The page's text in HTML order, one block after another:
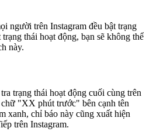
người trên Instagram đều bật trạng
thái hoạt động, bạn sẽ không thể
này.
trạng thái hoạt động cuối cùng trên
"XX phút trước" bên cạnh tên
xanh, chỉ báo này cũng xuất hiện
trên Instagram.